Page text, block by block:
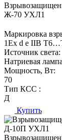
Ж-70 УХЛ1
Маркировка
1Ех d е IIВ
Источник света:
Натриевая
Мощность, Вт:
70
Тип КСС :
Д
Купить